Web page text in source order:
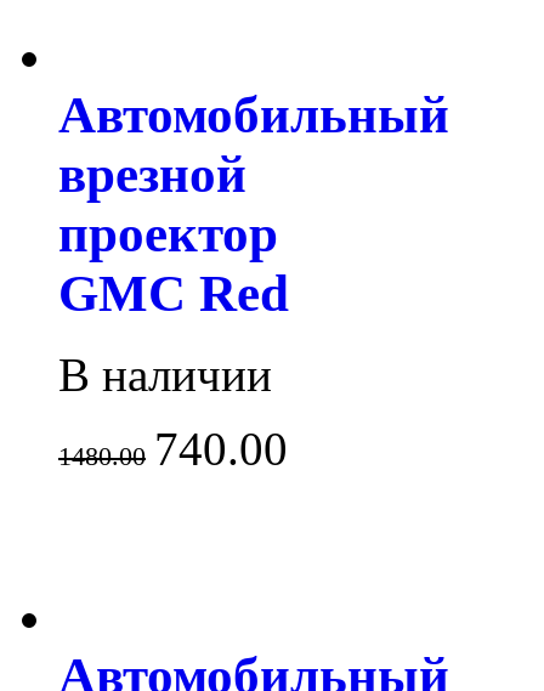
Автомобильный
врезной
проектор
GMC Red
В наличии
1480.00 740.00
Автомобильный